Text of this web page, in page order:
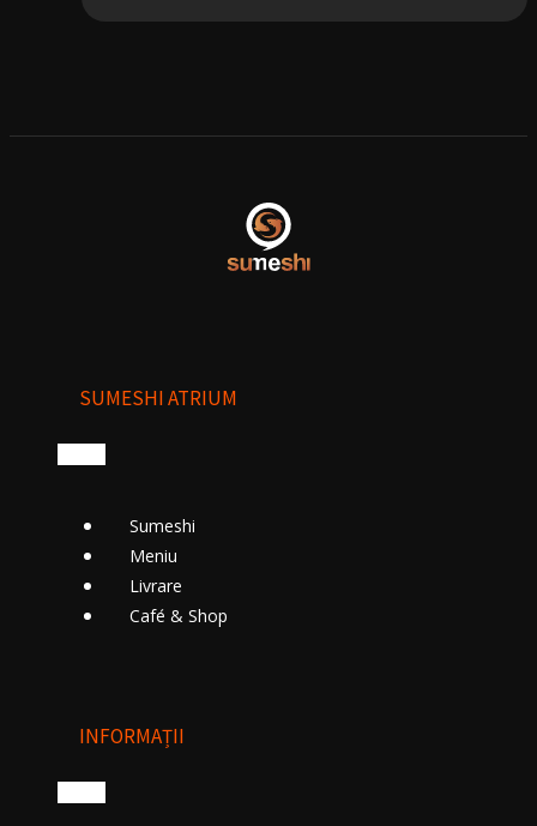
SUMESHI ATRIUM
Sumeshi
Meniu
Livrare
Cafе́ & Shop
INFORMAȚII